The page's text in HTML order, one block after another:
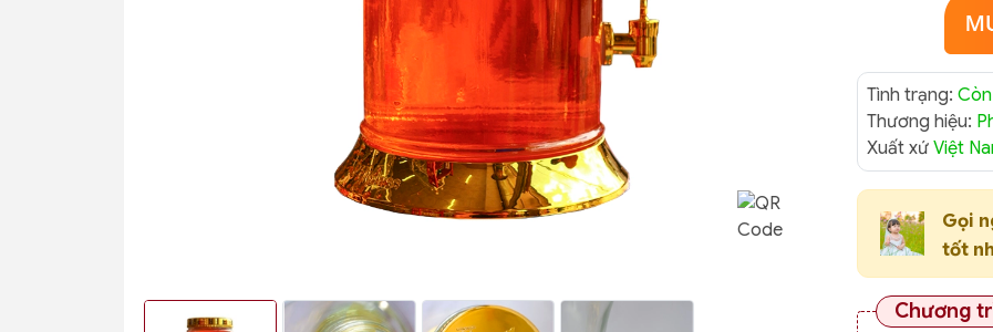
Tình trạng:
Thương hiệu:
Xuất xứViệt
Gọi
tốt
Chương